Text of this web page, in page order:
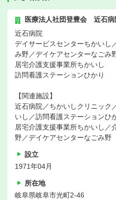
医療法人社団登豊会 近石病
近石病院
デイサービスセンターちかいし
み野／デイケアセンターなごみ
居宅介護支援事業所ちかいし
訪問看護ステーションひかり
【関連施設】
近石病院／ちかいしクリニック
いし／訪問看護ステーションひ
居宅介護支援事業所ちかいし／
野／デイケアセンターなごみ野
設立
1971年04月
所在地
岐阜県岐阜市光町2-46